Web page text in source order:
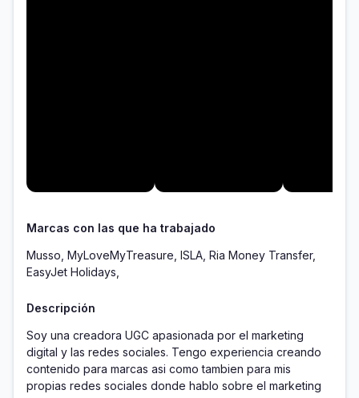
Marcas con las que ha trabajado
Musso, MyLoveMyTreasure, ISLA, Ria Money Transfer,
EasyJet Holidays,
Descripción
Soy una creadora UGC apasionada por el marketing
digital y las redes sociales. Tengo experiencia creando
contenido para marcas asi como tambien para mis
propias redes sociales donde hablo sobre el marketing